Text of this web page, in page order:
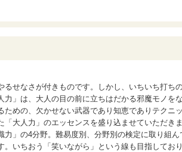
せなさが付きものです。しかし、いちいち打ち
」は、大人の目の前に立ちはだかる邪魔モノを
めの、欠かせない武器であり知恵でありテクニ
大人力」のエッセンスを盛り込ませていただき
」の4分野。難易度別、分野別の検定に取り組ん
いちおう「笑いながら」という線も目指してお